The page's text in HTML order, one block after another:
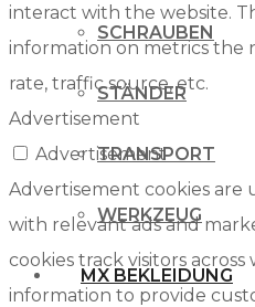
SCHRAUBEN
STÄNDER
TRANSPORT
WERKZEUG
MX BEKLEIDUNG
interact with the website.
information on metrics the
rate, traffic source, etc.
Advertisement
Advertisement
Advertisement cookies are
with relevant ads and
cookies track visitors
information to provide